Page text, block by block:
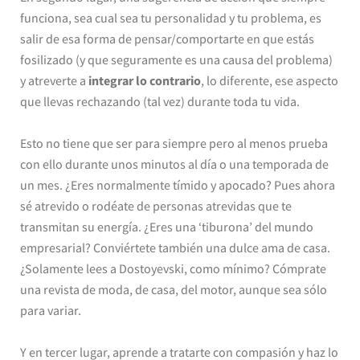
funciona, sea cual sea tu personalidad y tu problema, es
salir de esa forma de pensar/comportarte en que estás
fosilizado (y que seguramente es una causa del problema)
y atreverte a integrar lo contrario, lo diferente, ese aspecto
que llevas rechazando (tal vez) durante toda tu vida.
Esto no tiene que ser para siempre pero al menos prueba
con ello durante unos minutos al día o una temporada de
un mes. ¿Eres normalmente tímido y apocado? Pues ahora
sé atrevido o rodéate de personas atrevidas que te
transmitan su energía. ¿Eres una ‘tiburona’ del mundo
empresarial? Conviértete también una dulce ama de casa.
¿Solamente lees a Dostoyevski, como mínimo? Cómprate
una revista de moda, de casa, del motor, aunque sea sólo
para variar.
Y en tercer lugar, aprende a tratarte con compasión y haz lo